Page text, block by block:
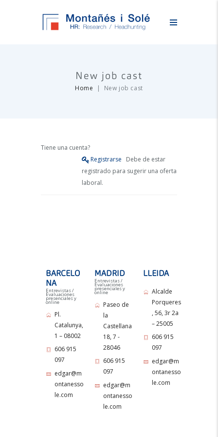
New job cast
Home New job cast
Tiene una cuenta?
Registrarse
registrado para sugerir una oferta
laboral.
BARCELO
NA
Entrevistas /
Evaluaciones
presenciales y
online
Pl.
Catalunya,
1 – 08002
606 915
097
edgar@m
ontanesso
le.com
MADRID
Entrevistas /
Evaluaciones
presenciales y
online
Paseo de
la
Castellana
18, 7 -
28046
606 915
097
edgar@m
ontanesso
le.com
LLEIDA
Alcalde
Porqueres
, 56, 3r 2a
– 25005
606 915
097
edgar@m
ontanesso
le.com